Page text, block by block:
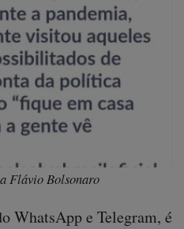
Flávio Bolsonaro
WhatsApp e Telegram, é